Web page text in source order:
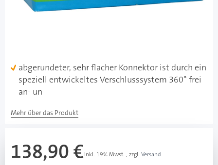
Besonderheiten
abgerundeter, sehr flacher Konnektor ist durch ein
speziell entwickeltes Verschlusssystem 360° frei
an- un
Mehr über das Produkt
138,90 €Inkl. 19% Mwst. , zzgl. Versand